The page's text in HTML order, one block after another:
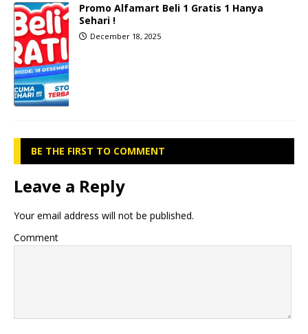
Promo Alfamart Beli 1 Gratis 1 Hanya
Sehari !
December 18, 2025
BE THE FIRST TO COMMENT
Leave a Reply
Your email address will not be published.
Comment